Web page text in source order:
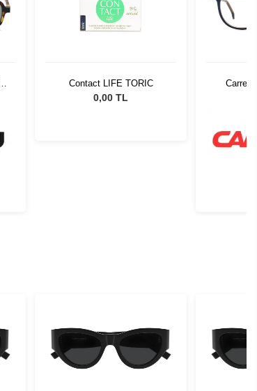
Contact LIFE TORIC
0,00 TL